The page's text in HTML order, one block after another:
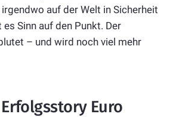
auf der Welt in Sicherheit
es Sinn auf den Punkt. Der
– und wird noch viel mehr
Euro